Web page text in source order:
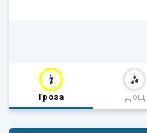
Гроза Дощ